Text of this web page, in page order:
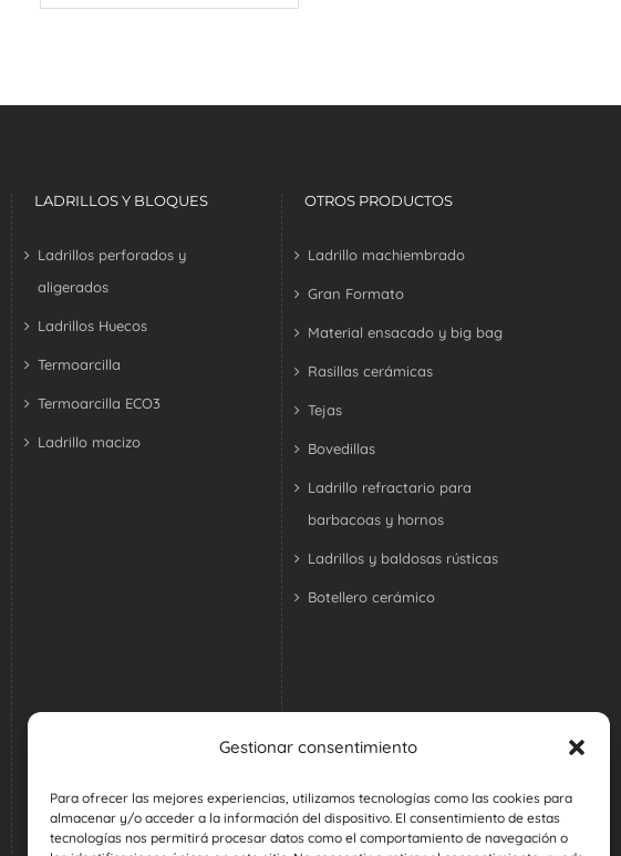
Gestionar consentimiento
Para ofrecer las mejores experiencias, utilizamos tecnologías como las cookies para
almacenar y/o acceder a la información del dispositivo. El consentimiento de estas
tecnologías nos permitirá procesar datos como el comportamiento de navegación o
LADRILLOS Y BLOQUES
Ladrillos perforados y
aligerados
Ladrillos Huecos
Termoarcilla
Termoarcilla ECO3
Ladrillo macizo
OTROS PRODUCTOS
Ladrillo machiembrado
Gran Formato
Material ensacado y big bag
Rasillas cerámicas
Tejas
Bovedillas
Ladrillo refractario para
barbacoas y hornos
Ladrillos y baldosas rústicas
Botellero cerámico